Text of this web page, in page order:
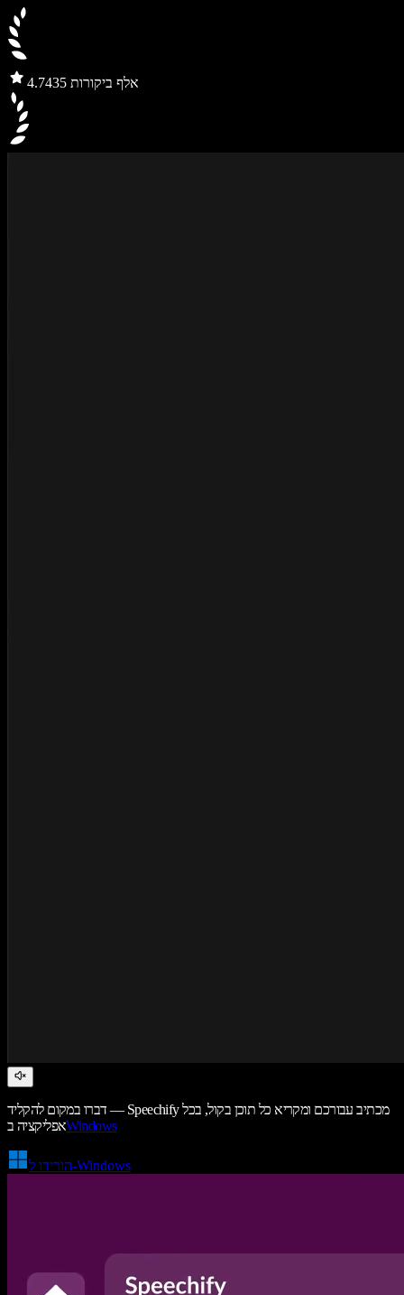
4.7 435 אלף ביקורות
דברו במקום להקליד — Speechify מכתיב עבורכם ומקריא כל תוכן בקול, בכל
אפליקציה בWindows
הורידו ל-Windows